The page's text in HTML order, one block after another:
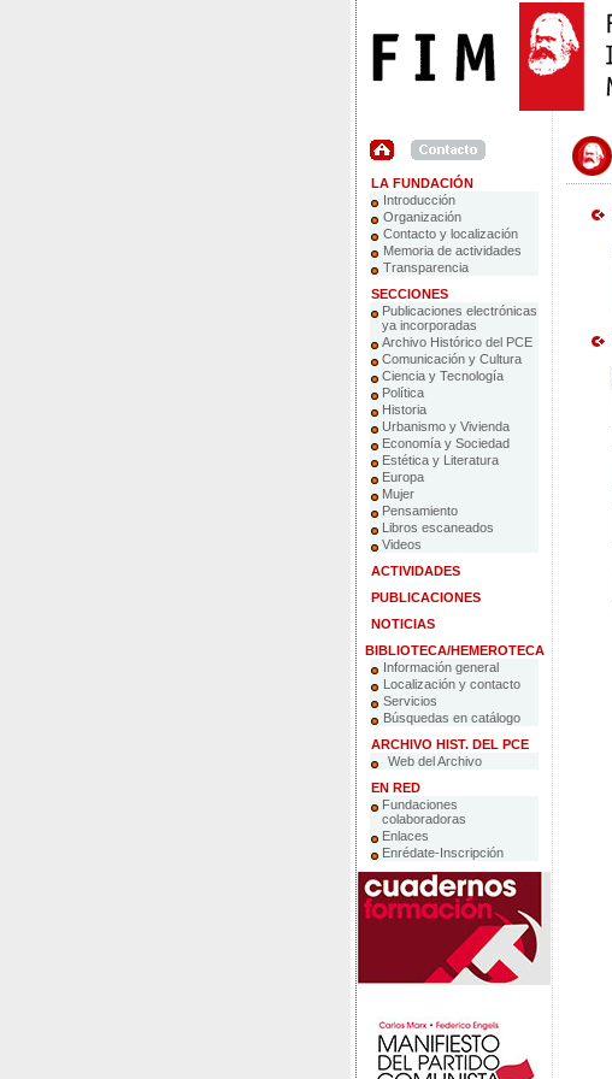
LA FUNDACIÓN
Introducción
Organización
Contacto y localización
Memoria de actividades
Transparencia
SECCIONES
Publicaciones electrónicas
ya incorporadas
Archivo Histórico del PCE
Comunicación y Cultura
Ciencia y Tecnología
Política
Historia
Urbanismo y Vivienda
Economía y Sociedad
Estética y Literatura
Europa
Mujer
Pensamiento
Libros escaneados
Videos
ACTIVIDADES
PUBLICACIONES
NOTICIAS
BIBLIOTECA/HEMEROTECA
Información general
Localización y contacto
Servicios
Búsquedas en catálogo
ARCHIVO HIST. DEL PCE
Web del Archivo
EN RED
Fundaciones
colaboradoras
Enlaces
Enrédate-Inscripción